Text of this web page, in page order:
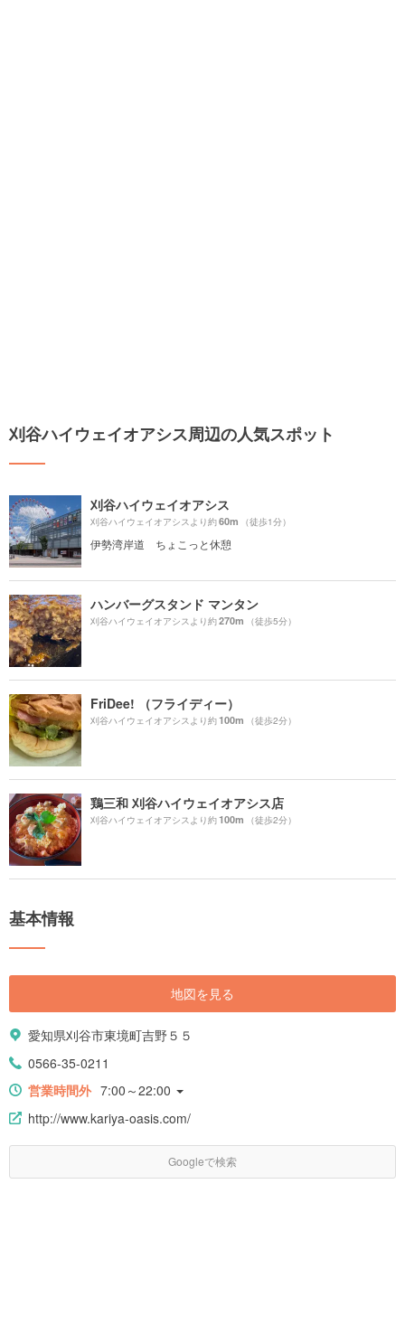
刈谷ハイウェイオアシス周辺の人気スポット
刈谷ハイウェイオアシス
刈谷ハイウェイオアシスより約60m （徒歩1分）
伊勢湾岸道 ちょこっと休憩
ハンバーグスタンド マンタン
刈谷ハイウェイオアシスより約270m （徒歩5分）
FriDee! （フライディー）
刈谷ハイウェイオアシスより約100m （徒歩2分）
鶏三和 刈谷ハイウェイオアシス店
刈谷ハイウェイオアシスより約100m （徒歩2分）
基本情報
地図を見る
愛知県刈谷市東境町吉野５５
0566-35-0211
営業時間外 7:00～22:00
http://www.kariya-oasis.com/
Googleで検索